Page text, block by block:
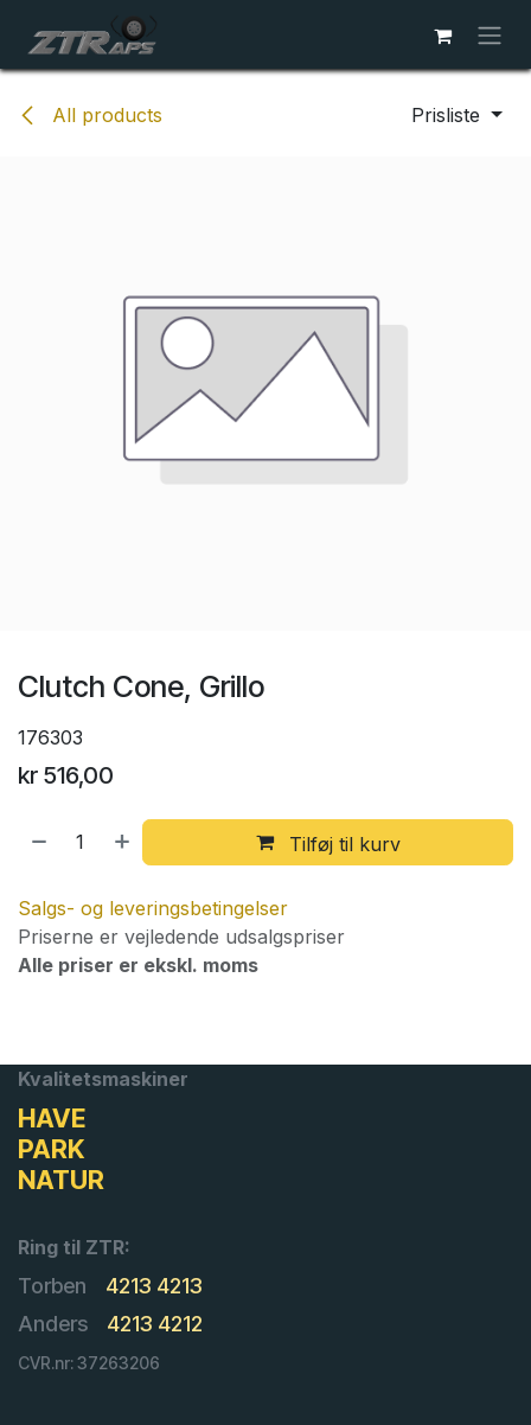
All products Prisliste
Clutch Cone, Grillo
176303
kr 516,00
Tilføj til kurv
Salgs- og leveringsbetingelser
Priserne er vejledende udsalgspriser
Alle priser er ekskl. moms
Kvalitetsmaskiner
HAVE
PARK
NATUR
Ring til ZTR:
Torben
4213 4213
Anders
4213 4212
CVR.nr: 37263206